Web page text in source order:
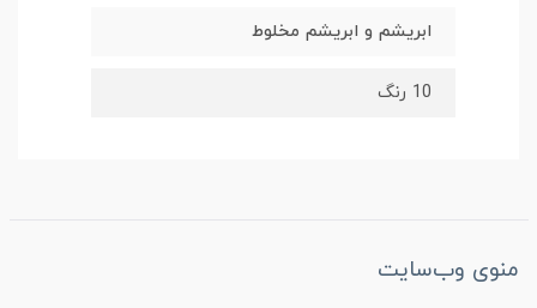
ابریشم و ابریشم مخلوط
10 رنگ
منوی وب‌سایت